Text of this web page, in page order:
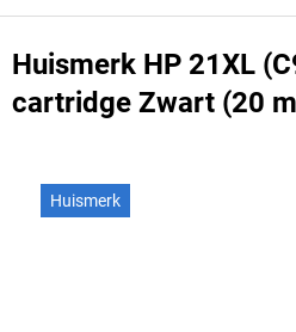
Huismerk HP 21XL
cartridge Zwart (20
Huismerk